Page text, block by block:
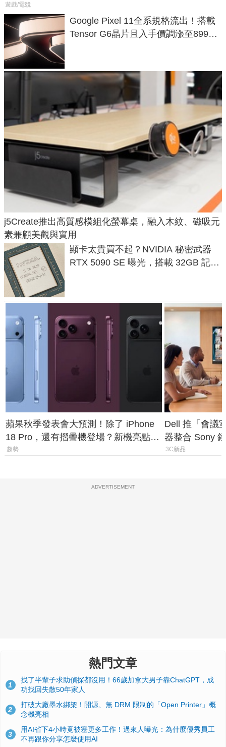
遊戲/電競
Google Pixel 11全系規格流出！搭載
Tensor G6晶片且入手價調漲至899美
j5Create推出高質感模組化螢幕桌，融入木紋、磁吸元
素兼顧美觀與實用
顯卡太貴買不起？NVIDIA 秘密武器
RTX 5090 SE 曝光，搭載 32GB 記憶
蘋果秋季發表會大預測！除了 iPhone
18 Pro，還有摺疊機登場？新機亮點預
測一次看
趨勢
Dell 推「會議
器整合 Sony
條 USB-C 就
3C新品
ADVERTISEMENT
熱門文章
1
找了半輩子求助偵探都沒用！66歲加拿大男子靠ChatGPT，成
功找回失散50年家人
2
打破大廠墨水綁架！開源、無 DRM 限制的「Open Printer」概
念機亮相
3
用AI省下4小時竟被塞更多工作！過來人曝光：為什麼優秀員工
不再跟你分享怎麼使用AI